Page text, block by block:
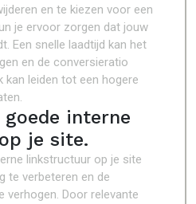
en te kiezen voor een
je ervoor zorgen dat jouw
Een snelle laadtijd kan het
en de conversieratio
kan leiden tot een hogere
interne
je site.
linkstructuur op je site
te verbeteren en de
verhogen. Door relevante